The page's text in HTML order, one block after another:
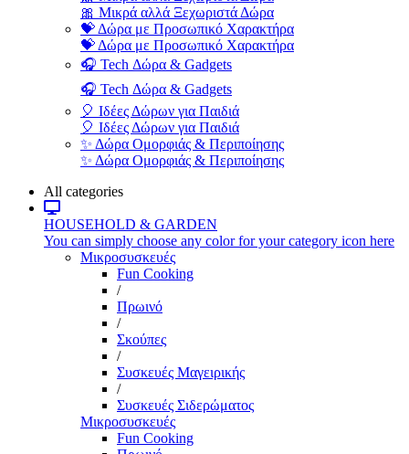
🎀 Μικρά αλλά Ξεχωριστά Δώρα
💝 Δώρα με Προσωπικό Χαρακτήρα
💝 Δώρα με Προσωπικό Χαρακτήρα
🎧 Tech Δώρα & Gadgets
🎧 Tech Δώρα & Gadgets
🎈 Ιδέες Δώρων για Παιδιά
🎈 Ιδέες Δώρων για Παιδιά
✨ Δώρα Ομορφιάς & Περιποίησης
✨ Δώρα Ομορφιάς & Περιποίησης
All categories
HOUSEHOLD & GARDEN
You can simply choose any color for your category icon here
Μικροσυσκευές
Fun Cooking
/
Πρωινό
/
Σκούπες
/
Συσκευές Μαγειρικής
/
Συσκευές Σιδερώματος
Μικροσυσκευές
Fun Cooking